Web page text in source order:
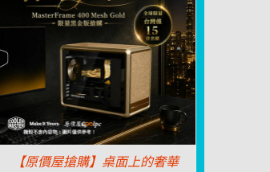
【原價屋搶購】桌面上的奢華